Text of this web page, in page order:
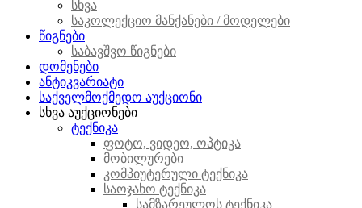
სხვა
საკოლექციო მანქანები / მოდელები
წიგნები
საბავშვო წიგნები
დომენები
ანტიკვარიატი
საქველმოქმედო აუქციონი
სხვა აუქციონები
ტექნიკა
ფოტო, ვიდეო, ოპტიკა
მობილურები
კომპიუტერული ტექნიკა
საოჯახო ტექნიკა
სამზარეულოს ტექნიკა